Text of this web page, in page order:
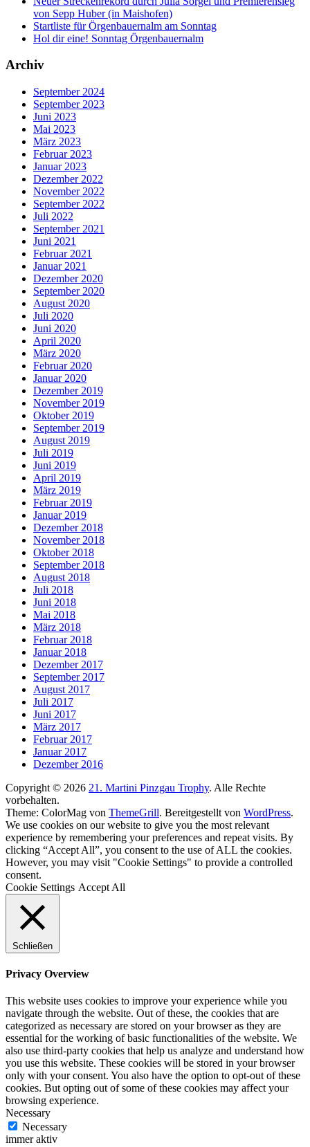
von Sepp Huber (in Maishofen)
Startliste für Örgenbauernalm am Sonntag
Hol dir eine! Sonntag Örgenbauernalm
Archiv
September 2024
September 2023
Juni 2023
Mai 2023
März 2023
Februar 2023
Januar 2023
Dezember 2022
November 2022
September 2022
Juli 2022
September 2021
Juni 2021
Februar 2021
Januar 2021
Dezember 2020
September 2020
August 2020
Juli 2020
Juni 2020
April 2020
März 2020
Februar 2020
Januar 2020
Dezember 2019
November 2019
Oktober 2019
September 2019
August 2019
Juli 2019
Juni 2019
April 2019
März 2019
Februar 2019
Januar 2019
Dezember 2018
November 2018
Oktober 2018
September 2018
August 2018
Juli 2018
Juni 2018
Mai 2018
März 2018
Februar 2018
Januar 2018
Dezember 2017
September 2017
August 2017
Juli 2017
Juni 2017
März 2017
Februar 2017
Januar 2017
Dezember 2016
Copyright © 2026 21. Martini Pinzgau Trophy. Alle Rechte
vorbehalten.
Theme: ColorMag von ThemeGrill. Bereitgestellt von WordPress.
We use cookies on our website to give you the most relevant
experience by remembering your preferences and repeat visits. By
clicking “Accept All”, you consent to the use of ALL the cookies.
However, you may visit "Cookie Settings" to provide a controlled
consent.
Cookie Settings Accept All
Schließen
Privacy Overview
This website uses cookies to improve your experience while you
navigate through the website. Out of these, the cookies that are
categorized as necessary are stored on your browser as they are
essential for the working of basic functionalities of the website. We
also use third-party cookies that help us analyze and understand how
you use this website. These cookies will be stored in your browser
only with your consent. You also have the option to opt-out of these
cookies. But opting out of some of these cookies may affect your
browsing experience.
Necessary
Necessary
immer aktiv